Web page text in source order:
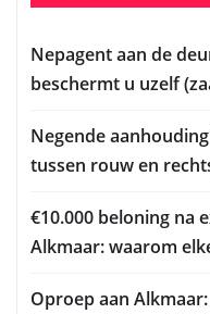
Nepagent aan de
beschermt u uzelf
Negende
tussen rouw en
€10.000 beloning na
Alkmaar: waarom
Oproep aan